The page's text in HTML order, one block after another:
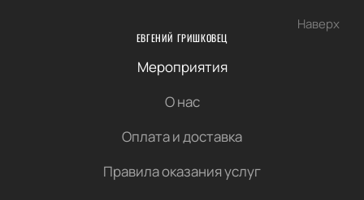
Наверх
ЕВГЕНИЙ ГРИШКОВЕЦ
Мероприятия
О нас
Оплата и доставка
Правила оказания услуг